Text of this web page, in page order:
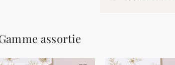
assortie